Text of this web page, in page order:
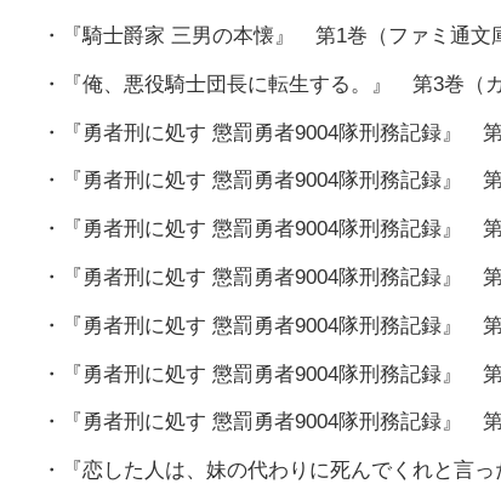
・『騎士爵家 三男の本懐』 第1巻（ファミ通文
・『俺、悪役騎士団長に転生する。』 第3巻（
・『勇者刑に処す 懲罰勇者9004隊刑務記録』
・『勇者刑に処す 懲罰勇者9004隊刑務記録』
・『勇者刑に処す 懲罰勇者9004隊刑務記録』
・『勇者刑に処す 懲罰勇者9004隊刑務記録』
・『勇者刑に処す 懲罰勇者9004隊刑務記録』
・『勇者刑に処す 懲罰勇者9004隊刑務記録』
・『勇者刑に処す 懲罰勇者9004隊刑務記録』
・『恋した人は、妹の代わりに死んでくれと言